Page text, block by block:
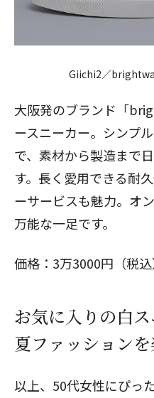
Giichi2／
大阪発のブランド「
ースニーカー。シンプ
で、素材から製造まで
す。長く愛用できる耐
ーサービスも魅力。オ
万能な一足です。
価格：3万3000円（税込
お気に入りの白
夏ファッション
以上、50代女性にぴっ